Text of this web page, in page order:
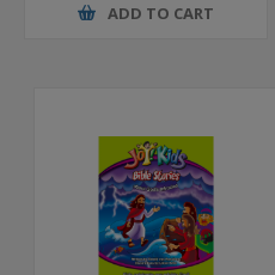
ADD TO CART